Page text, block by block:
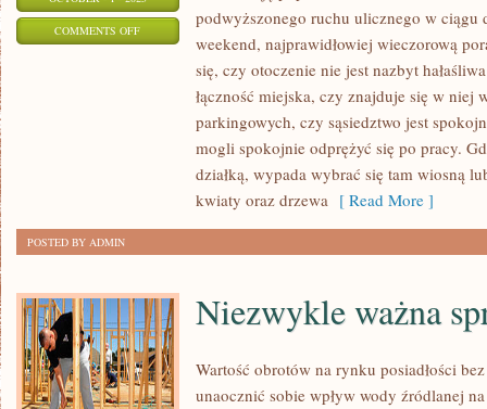
COMMENTS OFFON
MIESZKANIA,
podwyższonego ruchu ulicznego w ciągu
weekend, najprawidłowiej wieczorową
się, czy otoczenie nie jest nazbyt
łączność miejska, czy znajduje się w niej
parkingowych, czy sąsiedztwo jest
mogli spokojnie odprężyć się po pracy.
działką, wypada wybrać się tam wiosną
kwiaty oraz drzewa [ Read More ]
POSTED BY ADMIN
Niezwykle ważna
Wartość obrotów na rynku posiadłości
unaocznić sobie wpływ wody źródlanej